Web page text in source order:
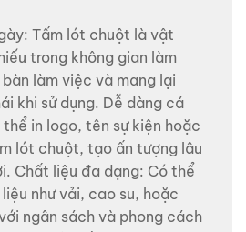
Tấm lót chuột là vật
trong không gian làm
làm việc và mang lại
khi sử dụng. Dễ dàng cá
thể in logo, tên sự kiện hoặc
lót chuột, tạo ấn tượng lâu
Chất liệu đa dạng: Có thể
như vải, cao su, hoặc
ngân sách và phong cách